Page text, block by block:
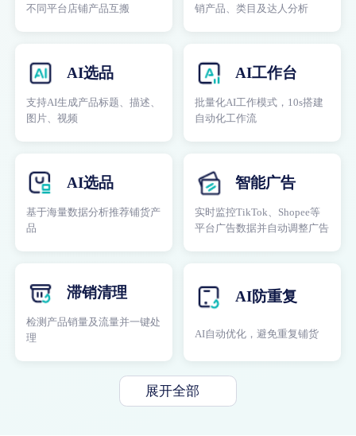
不同平台店铺产品互搬
销产品、类目及达人分析
AI选品
支持AI生成产品标题、描述、
图片、视频
AI工作台
批量化AI工作模式，10s搭建
自动化工作流
AI选品
基于海量数据分析推荐铺货产
品
智能广告
实时监控TikTok、Shopee等
平台广告数据并自动调整广告
滞销清理
检测产品销量及流量并一键处
理
AI防重复
AI自动优化，避免重复铺货
展开全部